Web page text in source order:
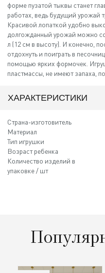
форме пузатой тыквы станет
работах, ведь будущий урожай
Красивой лопаткой удобно
долгожданный урожай можно
л (12 см в высоту). И конечно,
отдохнуть и поиграть в
помощью ярких формочек.
пластмассы, не имеют запаха,
ХАРАКТЕРИСТИКИ
Страна-изготовитель
Материал
Тип игрушки
Возраст ребенка
Количество изделий в
упаковке / шт